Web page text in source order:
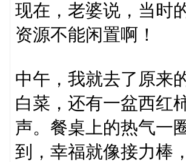
现在，老婆说，当时
资源不能闲置啊！
中午，我就去了原来
白菜，还有一盆西红
声。餐桌上的热气一
到，幸福就像接力棒